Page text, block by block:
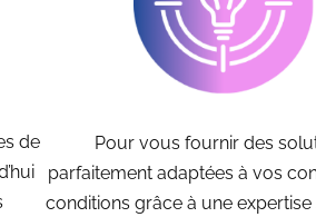
de
Pour vous fournir des
parfaitement adaptées à vos
conditions grâce à une